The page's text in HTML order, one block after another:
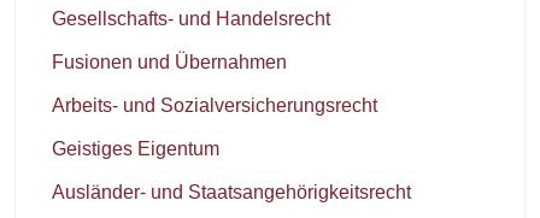
Gesellschafts- und Handelsrecht
Fusionen und Übernahmen
Arbeits- und Sozialversicherungsrecht
Geistiges Eigentum
Ausländer- und Staatsangehörigkeitsrecht